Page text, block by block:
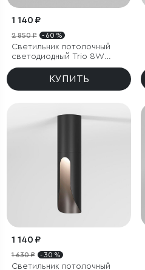
1 140 ₽
2 850 ₽ - 60 %
Светильник потолочный
светодиодный Trio 8W
4000K белый
КУПИТЬ
1 140 ₽
1 630 ₽ - 30 %
Светильник потолочный